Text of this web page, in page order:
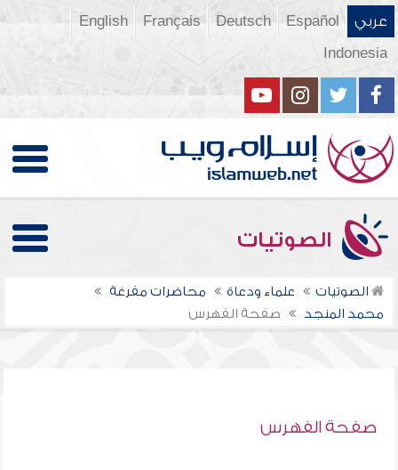
عربي Español
Deutsch
Français
English
Indonesia
الصوتيات
الصوتيات علماء ودعاة
محاضرات مفرغة
محمد المنجد
صفحة الفهرس
صفحة الفهرس